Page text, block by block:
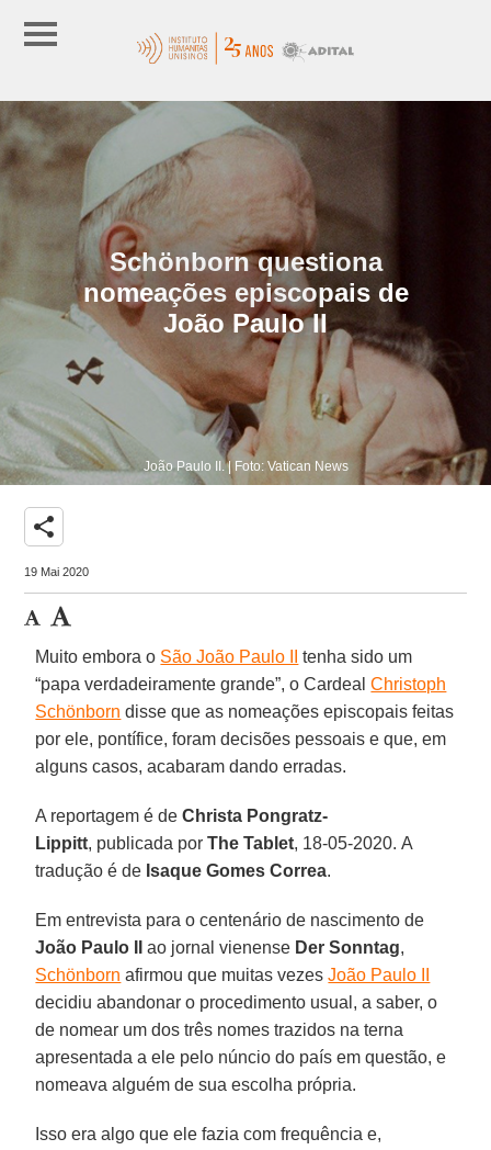
Schönborn questiona
nomeações episcopais de
João Paulo II
João Paulo II. | Foto: Vatican News
share
19 Mai 2020
Muito embora o São João Paulo II
tenha sido um
“papa verdadeiramente grande”, o CardealChristoph
Schönborn disse que as nomeações episcopais feitas
por ele, pontífice, foram decisões pessoais e que, em
alguns casos, acabaram dando erradas.
A reportagem é deChrista Pongratz-
Lippitt, publicada porThe Tablet, 18-05-2020. A
tradução é de Isaque Gomes Correa.
Em entrevista para o centenário de nascimento de
João Paulo II
ao jornal vienense Der Sonntag,
Schönborn afirmou que muitas vezesJoão Paulo II
decidiu abandonar o procedimento usual, a saber, o
de nomear um dos três nomes trazidos na terna
apresentada a ele pelo núncio do país em questão, e
nomeava alguém de sua escolha própria.
Isso era algo que ele fazia com frequência e,